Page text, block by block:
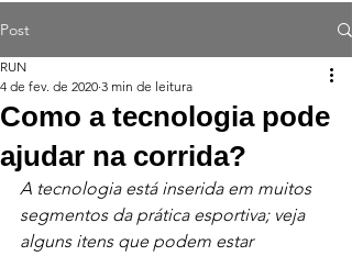
Post
Como a tecnologia pode
ajudar na corrida?
RUN
4 de fev. de 2020 3 min de leitura
A tecnologia está inserida em muitos
segmentos da prática esportiva; veja
alguns itens que podem estar